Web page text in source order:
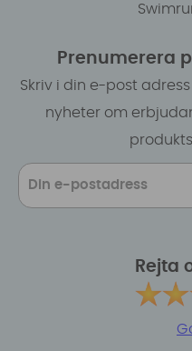
Prenumerera
Skriv i din e-post
nyheter om
Rejta